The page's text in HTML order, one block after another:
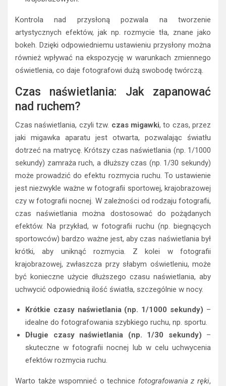
Kontrola nad przysłoną pozwala na tworzenie
artystycznych efektów, jak np. rozmycie tła, znane jako
bokeh. Dzięki odpowiedniemu ustawieniu przysłony można
również wpływać na ekspozycję w warunkach zmiennego
oświetlenia, co daje fotografowi dużą swobodę twórczą.
Czas naświetlania: Jak zapanować
nad ruchem?
Czas naświetlania, czyli tzw. czas migawki, to czas, przez
jaki migawka aparatu jest otwarta, pozwalając światłu
dotrzeć na matrycę. Krótszy czas naświetlania (np. 1/1000
sekundy) zamraża ruch, a dłuższy czas (np. 1/30 sekundy)
może prowadzić do efektu rozmycia ruchu. To ustawienie
jest niezwykle ważne w fotografii sportowej, krajobrazowej
czy w fotografii nocnej. W zależności od rodzaju fotografii,
czas naświetlania można dostosować do pożądanych
efektów. Na przykład, w fotografii ruchu (np. biegnących
sportowców) bardzo ważne jest, aby czas naświetlania był
krótki, aby uniknąć rozmycia. Z kolei w fotografii
krajobrazowej, zwłaszcza przy słabym oświetleniu, może
być konieczne użycie dłuższego czasu naświetlania, aby
uchwycić odpowiednią ilość światła, szczególnie w nocy.
Krótkie czasy naświetlania (np. 1/1000 sekundy) –
idealne do fotografowania szybkiego ruchu, np. sportu.
Długie czasy naświetlania (np. 1/30 sekundy) –
skuteczne w fotografii nocnej lub w celu uchwycenia
efektów rozmycia ruchu.
Warto także wspomnieć o technice fotografowania z ręki,